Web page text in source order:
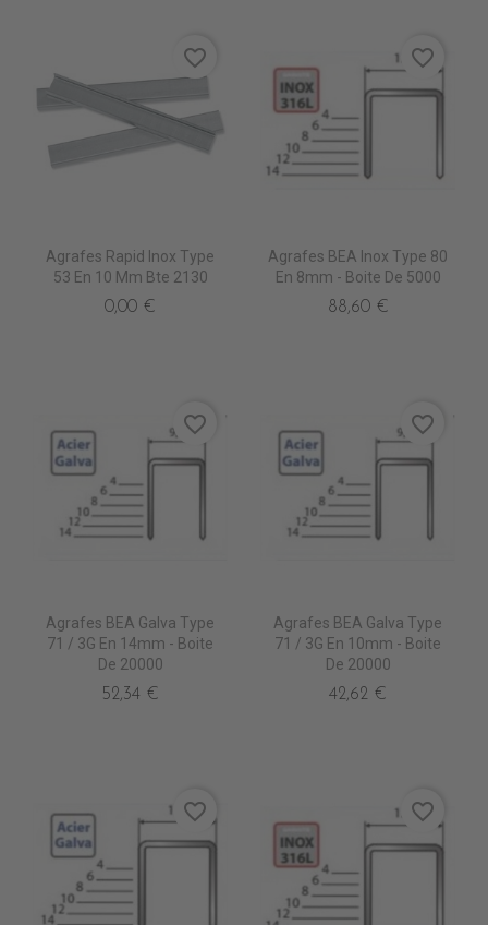
Agrafes Rapid Inox Type
53 En 10 Mm Bte 2130
0,00 €
favorite_border
Agrafes BEA Inox Type 80
En 8mm - Boite De 5000
88,60 €
favorite_border
Agrafes BEA Galva Type
71 / 3G En 14mm - Boite
De 20000
52,34 €
favorite_border
Agrafes BEA Galva Type
71 / 3G En 10mm - Boite
De 20000
42,62 €
favorite_border
favorite_border favorite_border